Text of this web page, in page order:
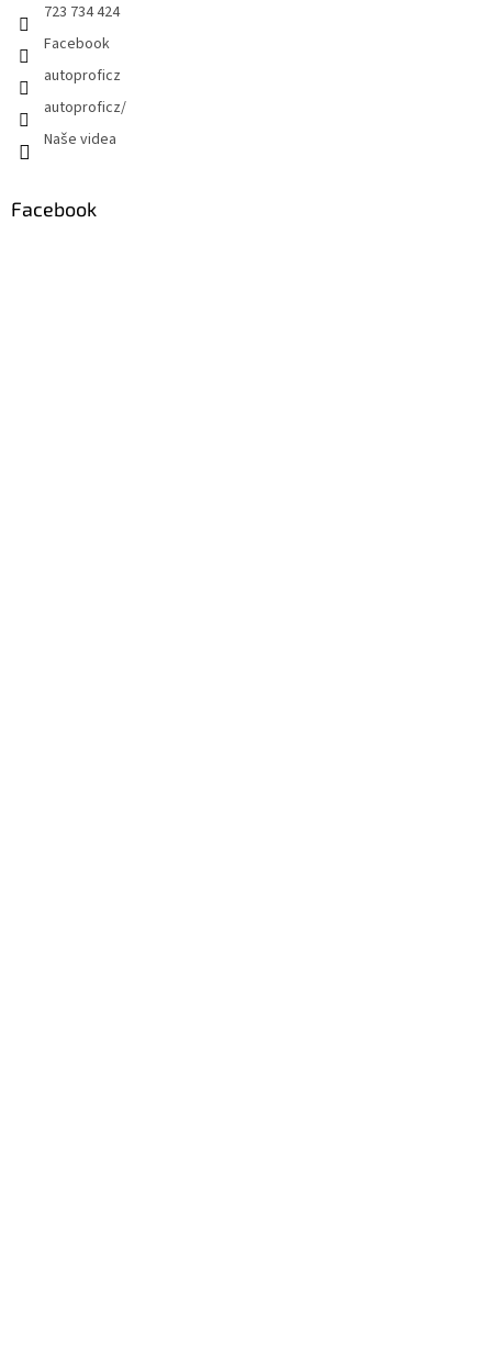
723 734 424
Facebook
autoproficz
autoproficz/
Naše videa
Facebook